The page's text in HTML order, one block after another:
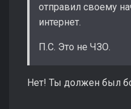
отправил своему
интернет.
П.С. Это не ЧЗО.
Нет! Ты должен был